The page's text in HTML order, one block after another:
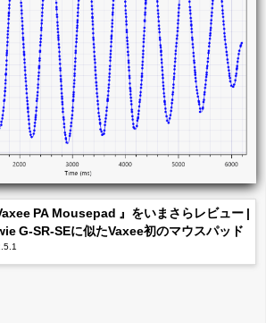
PA Mousepad 』をいまさらレビュー |
G-SR-SEに似たVaxee初のマウスパッド